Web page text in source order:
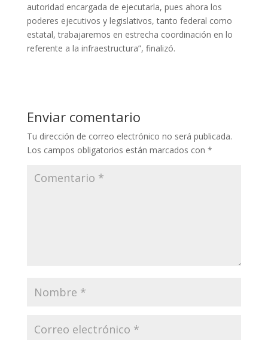
autoridad encargada de ejecutarla, pues ahora los
poderes ejecutivos y legislativos, tanto federal como
estatal, trabajaremos en estrecha coordinación en lo
referente a la infraestructura”, finalizó.
Enviar comentario
Tu dirección de correo electrónico no será publicada.
Los campos obligatorios están marcados con *